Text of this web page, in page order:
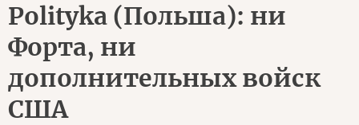
Polityka (Польша): ни
Форта, ни
дополнительных войск
США